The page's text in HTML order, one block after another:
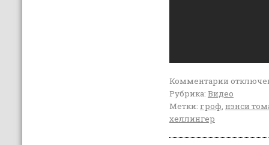
Комментарии
Рубрика: Видео
Метки: гроф, нэнси
хеллингер